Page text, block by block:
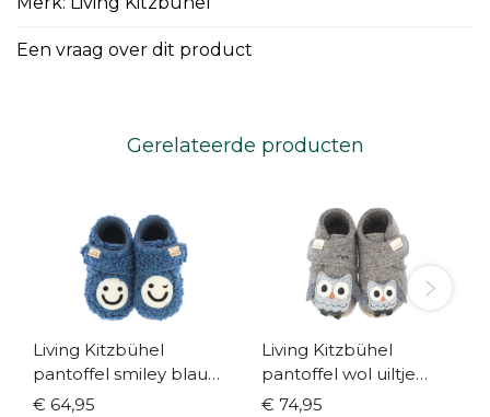
Een vraag over dit product
Gerelateerde producten
Living Kitzbühel
pantoffel smiley blauw
(maat 20-30)
€ 64,95
Living Kitzbühel
pantoffel wol uiltje
bruin (maat 20-30)
€ 74,95